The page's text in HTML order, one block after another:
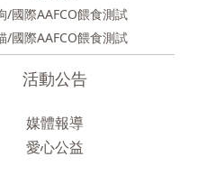
/國際AAFCO餵食測試
/國際AAFCO餵食測試
活動公告
媒體報導
愛心公益